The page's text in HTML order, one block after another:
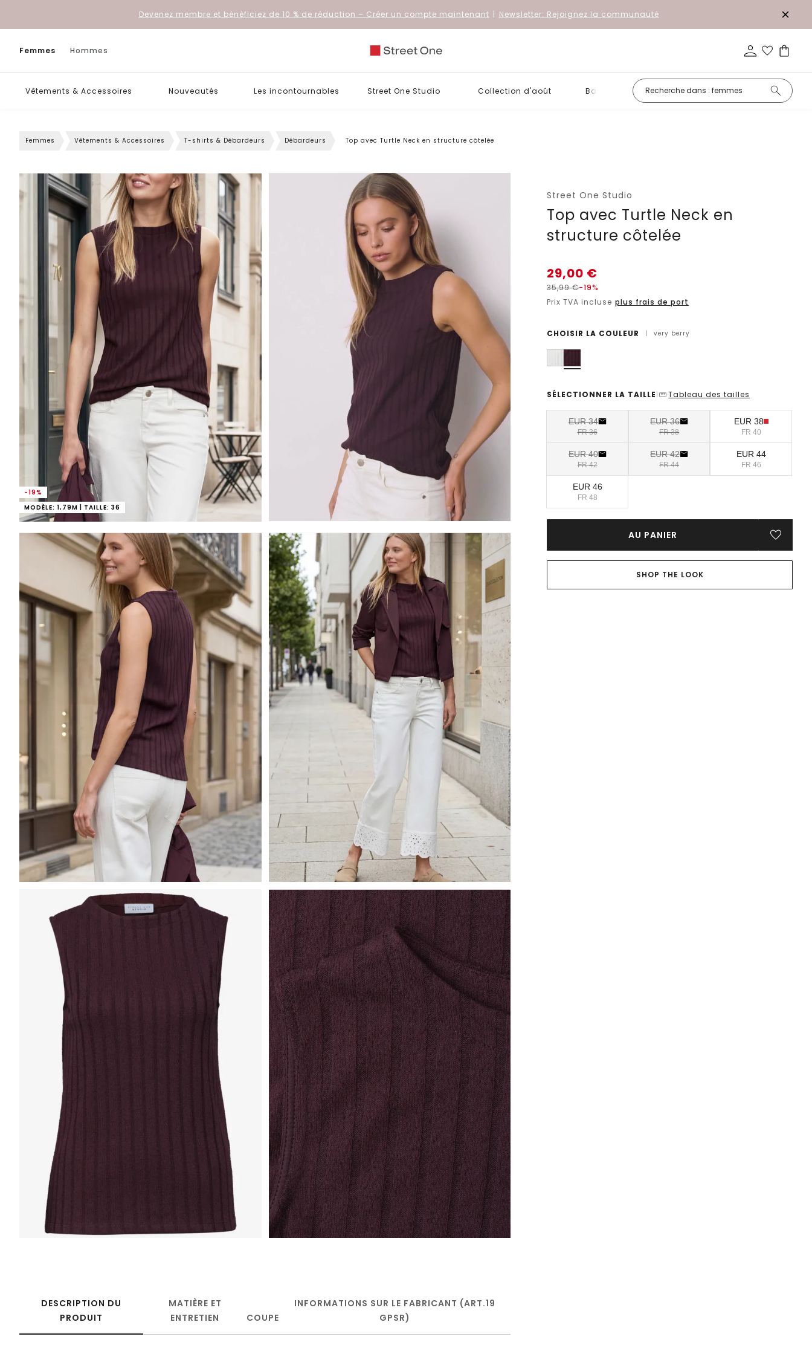
Devenez membre et bénéficiez de 10 % de réduction – Créer un compte maintenant | Newsletter: Rejoignez la communauté
Femmes Hommes
Vêtements & Accessoires Nouveautés Les incontournables Street One Studio Collection d'août Basiques Petits prix
Femmes Vêtements & Accessoires T-shirts & Débardeurs Débardeurs Top avec Turtle Neck en structure côtelée
-19%
MODÈLE: 1,79M | TAILLE: 36
Street One Studio
Top avec Turtle Neck en
structure côtelée
29,00 €
35,99€-19%
Prix TVA incluse plus frais de port
CHOISIR LA COULEUR | very berry
SÉLECTIONNER LA TAILLE | Tableau des tailles
EUR 34
FR 36
EUR 36
FR 38
EUR 38
FR 40
EUR 40
FR 42
EUR 42
FR 44
EUR 44
FR 46
EUR 46
FR 48
AU PANIER
SHOP THE LOOK
DESCRIPTION DU
PRODUIT
MATIÈRE ET
ENTRETIEN
COUPE
INFORMATIONS SUR LE FABRICANT (ART.19
GPSR)